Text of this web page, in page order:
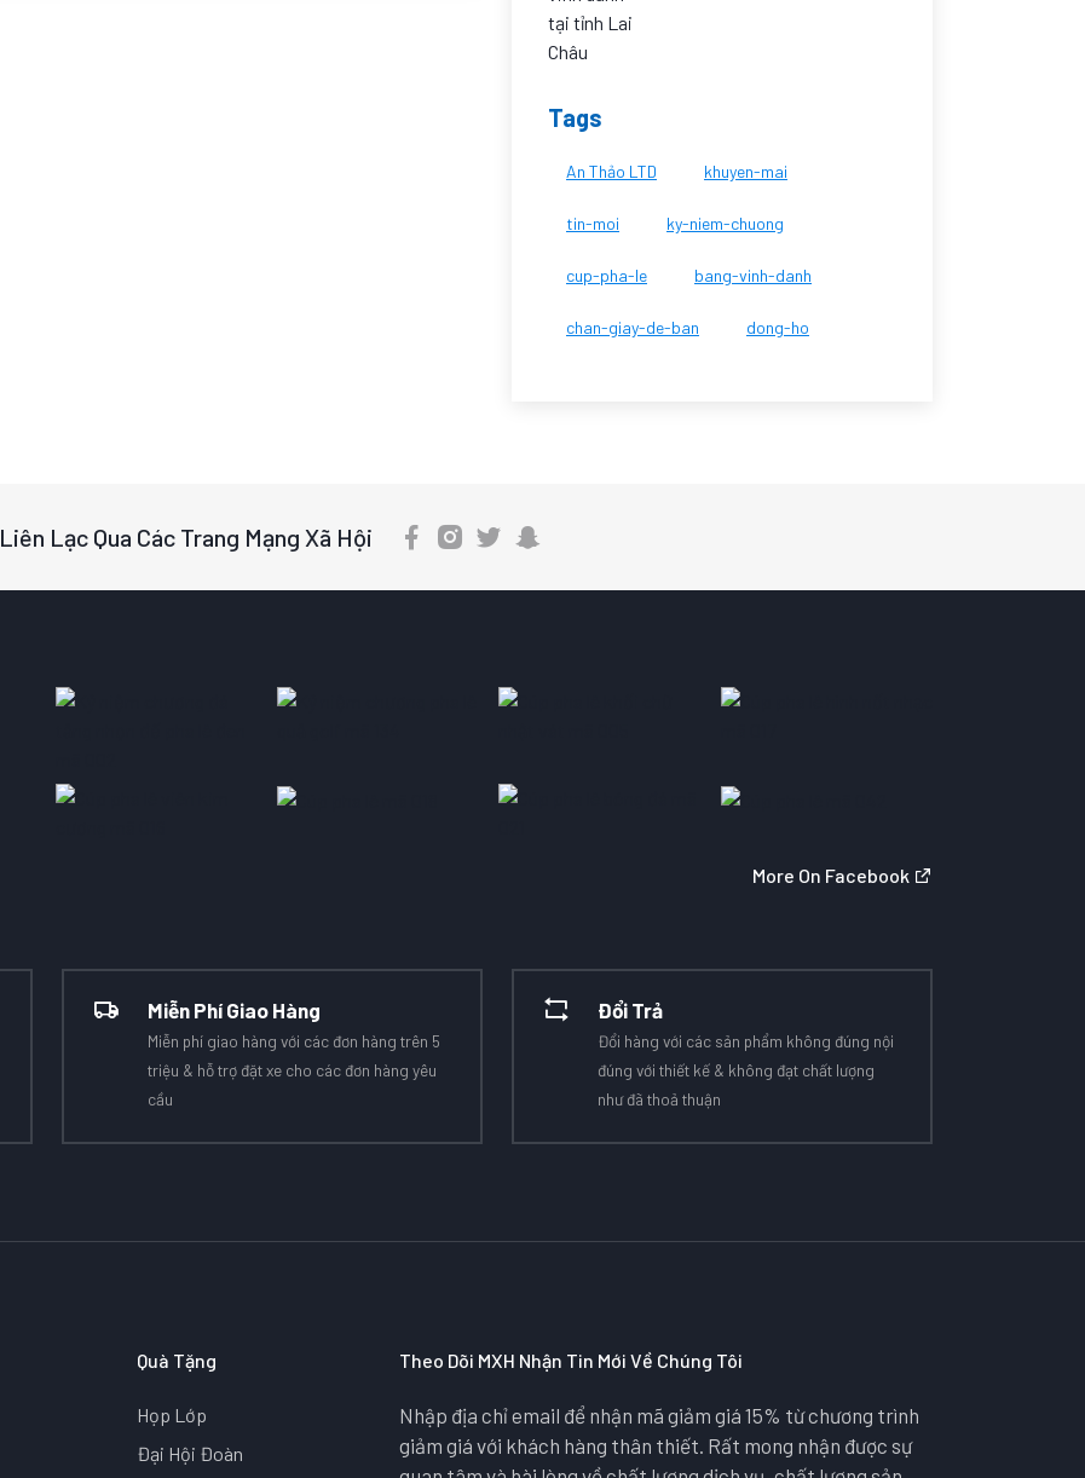
Tags
An Thảo LTD khuyen-mai
tin-moi ky-niem-chuong
cup-pha-le bang-vinh-danh
chan-giay-de-ban dong-ho
Liên Lạc Qua Các Trang Mạng Xã Hội
More On Facebook
Miễn Phí Giao Hàng
Miễn phí giao hàng với các đơn hàng trên 5
triệu & hỗ trợ đặt xe cho các đơn hàng yêu
cầu
Đổi Trả
Đổi hàng với các sản phẩm không đúng nội
đúng với thiết kế & không đạt chất lượng
như đã thoả thuận
Quà Tặng
Họp Lớp
Đại Hội Đoàn
Theo Dõi MXH Nhận Tin Mới Về Chúng Tôi
Nhập địa chỉ email để nhận mã giảm giá 15% từ chương trình
giảm giá với khách hàng thân thiết. Rất mong nhận được sự